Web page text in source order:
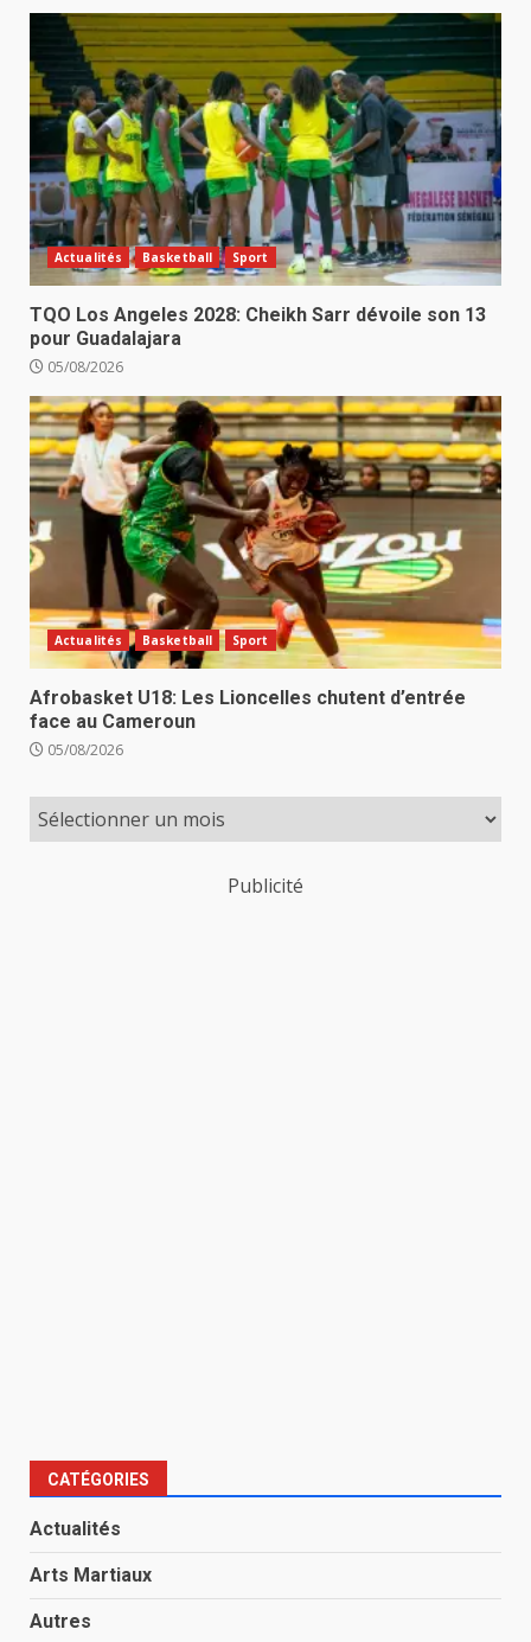
Actualités Basketball Sport
TQO Los Angeles 2028: Cheikh Sarr dévoile son 13
pour Guadalajara
05/08/2026
Actualités Basketball Sport
Afrobasket U18: Les Lioncelles chutent d’entrée
face au Cameroun
05/08/2026
Publicité
CATÉGORIES
Actualités
Arts Martiaux
Autres